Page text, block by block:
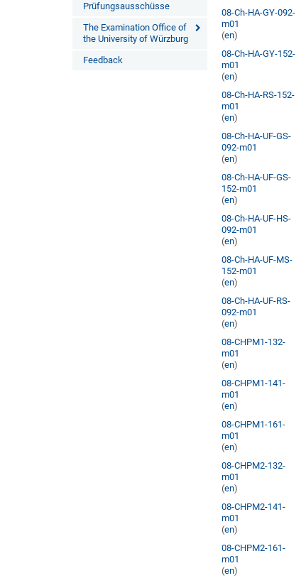
Prüfungsausschüsse
The Examination Office of
the University of Würzburg
Feedback
08-Ch-HA-GY-092-
m01
(en)
08-Ch-HA-GY-152-
m01
(en)
08-Ch-HA-RS-152-
m01
(en)
08-Ch-HA-UF-GS-
092-m01
(en)
08-Ch-HA-UF-GS-
152-m01
(en)
08-Ch-HA-UF-HS-
092-m01
(en)
08-Ch-HA-UF-MS-
152-m01
(en)
08-Ch-HA-UF-RS-
092-m01
(en)
08-CHPM1-132-
m01
(en)
08-CHPM1-141-
m01
(en)
08-CHPM1-161-
m01
(en)
08-CHPM2-132-
m01
(en)
08-CHPM2-141-
m01
(en)
08-CHPM2-161-
m01
(en)